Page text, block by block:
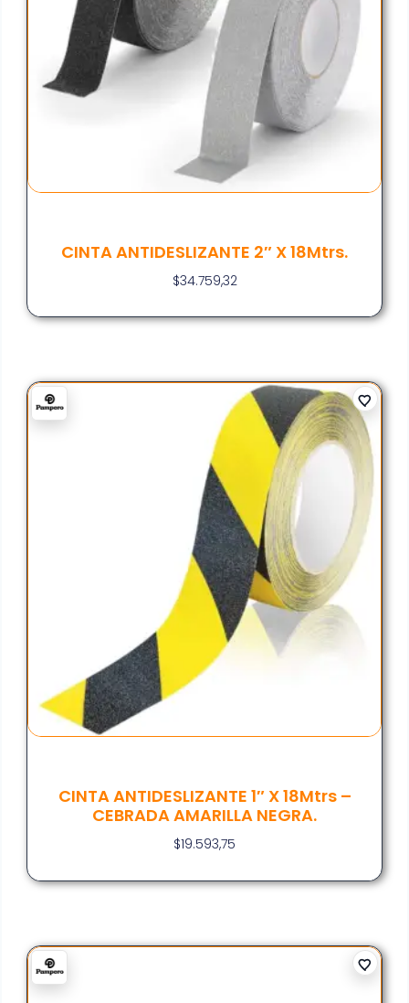
CINTA ANTIDESLIZANTE 2″ X 18Mtrs.
$34.759,32
CINTA ANTIDESLIZANTE 1″ X 18Mtrs –
CEBRADA AMARILLA NEGRA.
$19.593,75